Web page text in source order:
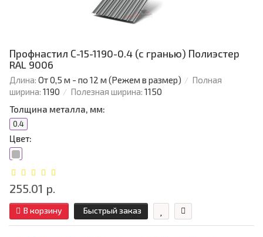
Профнастил С-15-1190-0.4 (с гранью) Полиэстер
RAL 9006
Длина: От 0,5 м - по 12 м (Режем в размер)
Полная
ширина: 1190 Полезная ширина: 1150
Толщина металла, мм:
0.4
Цвет:
255.01 р.
В корзину Быстрый заказ